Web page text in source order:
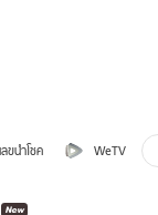
ลขนำโชค WeTV